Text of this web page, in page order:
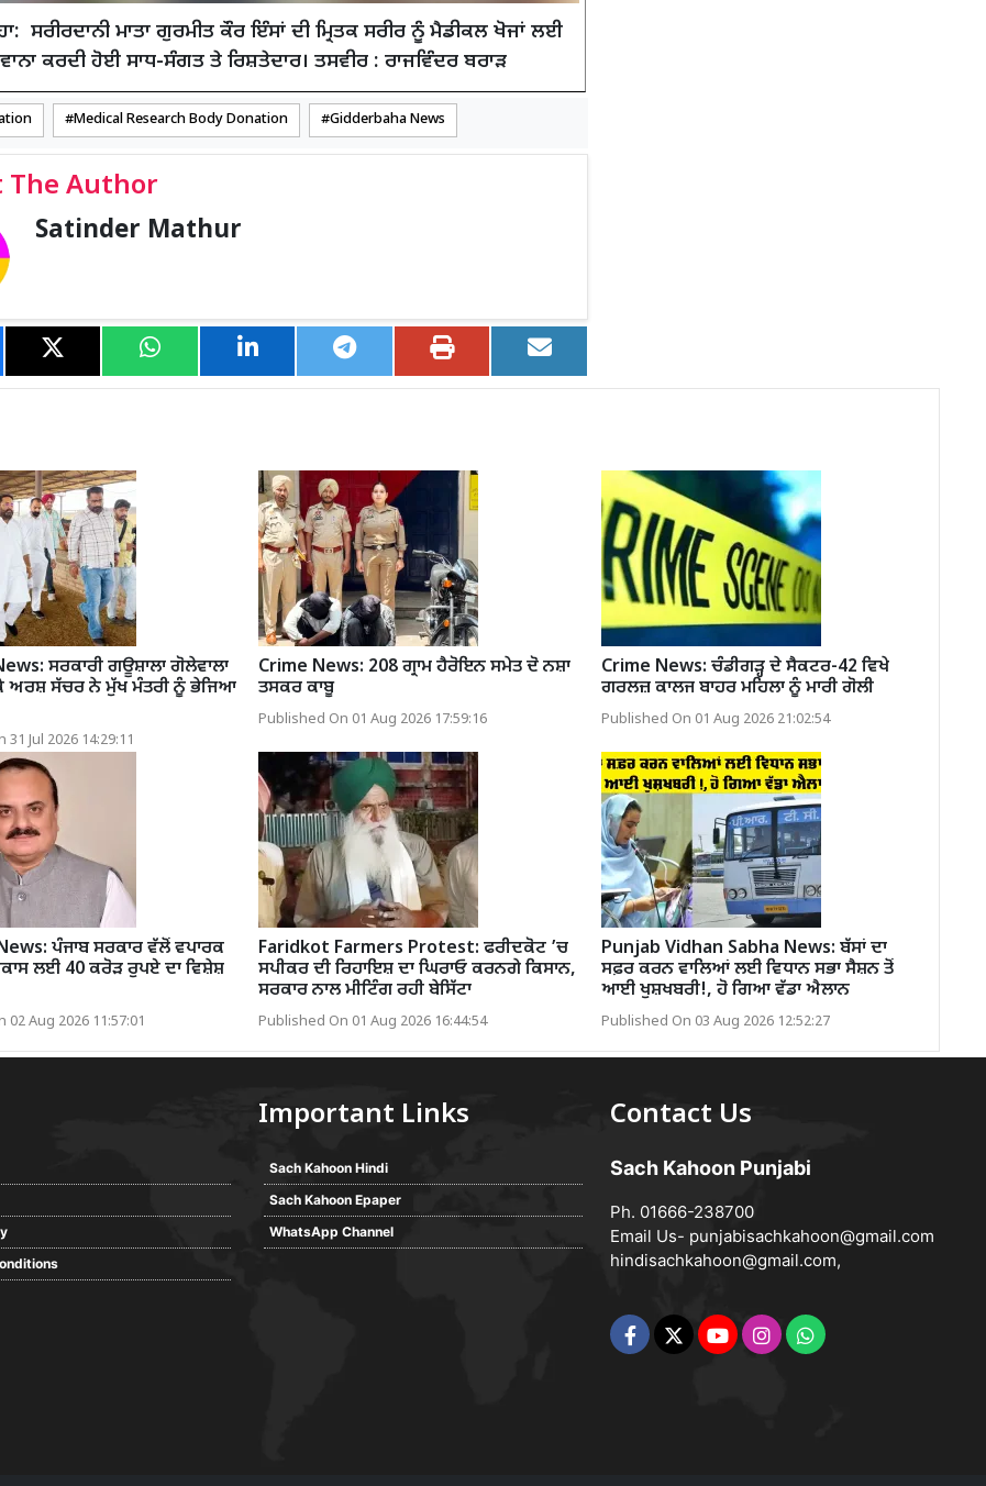
ਸਰੀਰਦਾਨੀ ਮਾਤਾ ਗੁਰਮੀਤ ਕੌਰ ਇੰਸਾਂ ਦੀ ਮ੍ਰਿਤਕ ਸਰੀਰ ਨੂੰ ਮੈਡੀਕਲ ਖੋਜਾਂ ਲਈ
ਕਰਦੀ ਹੋਈ ਸਾਧ-ਸੰਗਤ ਤੇ ਰਿਸ਼ਤੇਦਾਰ। ਤਸਵੀਰ : ਰਾਜਵਿੰਦਰ ਬਰਾੜ
Medical Research Body Donation Gidderbaha News
The Author
Satinder Mathur
ਸਰਕਾਰੀ ਗਊਸ਼ਾਲਾ ਗੋਲੇਵਾਲਾ
ਅਰਸ਼ ਸੱਚਰ ਨੇ ਮੁੱਖ ਮੰਤਰੀ ਨੂੰ ਭੇਜਿਆ
Jul 2026 14:29:11
Crime News: 208 ਗ੍ਰਾਮ ਹੈਰੋਇਨ ਸਮੇਤ ਦੋ ਨਸ਼ਾ
ਤਸਕਰ ਕਾਬੂ
Published On 01 Aug 2026 17:59:16
Crime News: ਚੰਡੀਗੜ੍ਹ ਦੇ ਸੈਕਟਰ-42 ਵਿਖੇ
ਗਰਲਜ਼ ਕਾਲਜ ਬਾਹਰ ਮਹਿਲਾ ਨੂੰ ਮਾਰੀ ਗੋਲੀ
Published On 01 Aug 2026 21:02:54
ਪੰਜਾਬ ਸਰਕਾਰ ਵੱਲੋਂ ਵਪਾਰਕ
ਲਈ 40 ਕਰੋੜ ਰੁਪਏ ਦਾ ਵਿਸ਼ੇਸ਼
02 Aug 2026 11:57:01
Faridkot Farmers Protest: ਫਰੀਦਕੋਟ ’ਚ
ਸਪੀਕਰ ਦੀ ਰਿਹਾਇਸ਼ ਦਾ ਘਿਰਾਓ ਕਰਨਗੇ ਕਿਸਾਨ,
ਸਰਕਾਰ ਨਾਲ ਮੀਟਿੰਗ ਰਹੀ ਬੇਸਿੱਟਾ
Published On 01 Aug 2026 16:44:54
Punjab Vidhan Sabha News: ਬੱਸਾਂ ਦਾ
ਸਫ਼ਰ ਕਰਨ ਵਾਲਿਆਂ ਲਈ ਵਿਧਾਨ ਸਭਾ ਸੈਸ਼ਨ ਤੋਂ
ਆਈ ਖੁਸ਼ਖਬਰੀ!, ਹੋ ਗਿਆ ਵੱਡਾ ਐਲਾਨ
Published On 03 Aug 2026 12:52:27
Important Links
Sach Kahoon Hindi
Sach Kahoon Epaper
WhatsApp Channel
Contact Us
Sach Kahoon Punjabi
Ph. 01666-238700
Email Us- punjabisachkahoon@gmail.com
hindisachkahoon@gmail.com,